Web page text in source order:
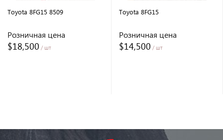
Toyota 8FG15 8509
Розничная цена
$18,500 / шт
Toyota 8FG15
Розничная цена
$14,500 / шт